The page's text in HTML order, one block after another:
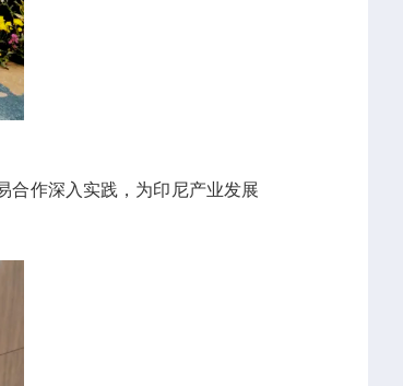
合作深入实践，为印尼产业发展